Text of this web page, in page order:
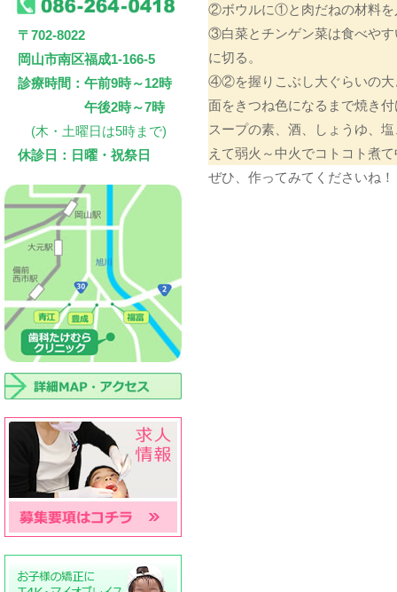
②ボウルに①と肉だねの材料を
③白菜とチンゲン菜は食べや
に切る。
④②を握りこぶし大ぐらいの大
面をきつね色になるまで焼き
スープの素、酒、しょうゆ、
えて弱火～中火でコトコト煮
ぜひ、作ってみてくださいね！
〒702-8022
岡山市南区福成1-166-5
診療時間：午前9時～12時
午後2時～7時
(木・土曜日は5時まで)
休診日：日曜・祝祭日